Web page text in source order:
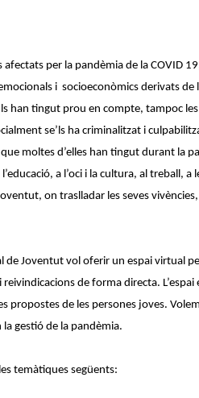
afectats per la pandèmia de la COVID
i socioeconòmics derivats de
han tingut prou en compte, tampoc
se’ls ha criminalitzat i
moltes d’elles han tingut durant la
a l’oci i la cultura, al treball,
on traslladar les seves
de Joventut vol oferir un espai virtual
de forma directa.
propostes de les persones joves.
gestió de la pandèmia.
temàtiques següents: